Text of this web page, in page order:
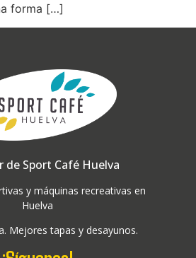
forma […]
de Sport Café Huelva
y máquinas recreativas en
Huelva
Mejores tapas y desayunos.